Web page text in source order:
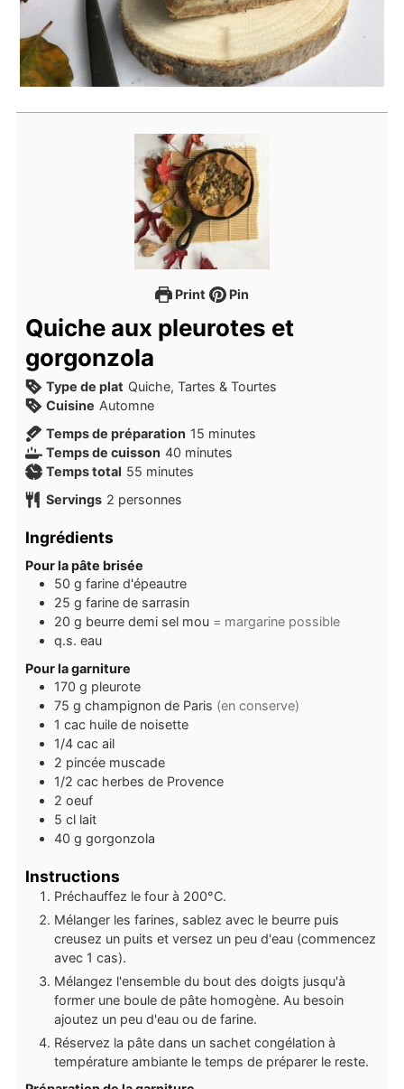
Print Pin
Quiche aux pleurotes et
gorgonzola
Type de plat Quiche, Tartes & Tourtes
Cuisine Automne
Temps de préparation 15 minutes
minutes
Temps de cuisson 40 minutes
minutes
Temps total 55 minutes
minutes
Servings 2 personnes
Ingrédients
Pour la pâte brisée
50 g farine d'épeautre
25 g farine de sarrasin
20 g beurre demi sel mou = margarine possible
q.s. eau
Pour la garniture
170 g pleurote
75 g champignon de Paris (en conserve)
1 cac huile de noisette
1/4 cac ail
2 pincée muscade
1/2 cac herbes de Provence
2 oeuf
5 cl lait
40 g gorgonzola
Instructions
Préchauffez le four à 200°C.
Mélanger les farines, sablez avec le beurre puis
creusez un puits et versez un peu d'eau (commencez
avec 1 cas).
Mélangez l'ensemble du bout des doigts jusqu'à
former une boule de pâte homogène. Au besoin
ajoutez un peu d'eau ou de farine.
Réservez la pâte dans un sachet congélation à
température ambiante le temps de préparer le reste.